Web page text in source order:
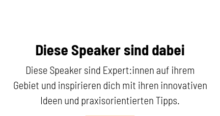
Diese Speaker sind dabei
Diese Speaker sind Expert:innen auf ihrem
Gebiet und inspirieren dich mit ihren innovativen
Ideen und praxisorientierten Tipps.